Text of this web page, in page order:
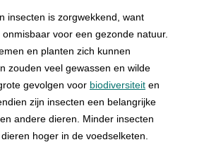
insecten is zorgwekkend, want
voor een gezonde natuur.
en planten zich kunnen
zouden veel gewassen en wilde
gevolgen voor biodiversiteit en
zijn insecten een belangrijke
andere dieren. Minder insecten
hoger in de voedselketen.